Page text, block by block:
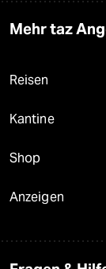
Mehr taz
Reisen
Kantine
Shop
Anzeigen